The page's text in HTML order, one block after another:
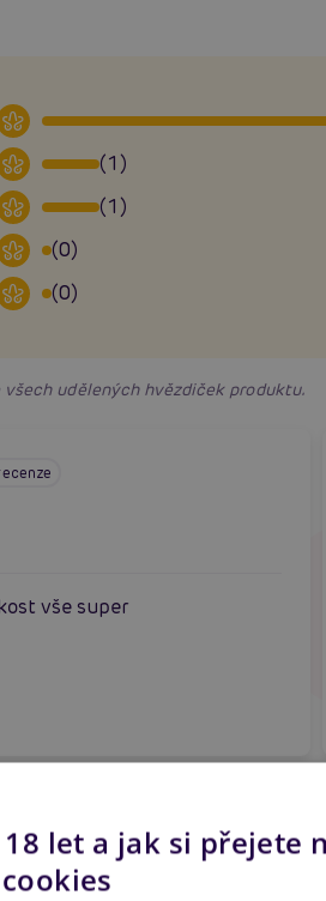
(1)
(1)
(0)
(0)
udělených hvězdiček produktu.
vše super
let a jak si přejete
cookies